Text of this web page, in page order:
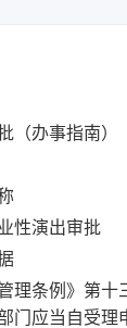
（办事指南）
性演出审批
管理条例》第
门应当自受理